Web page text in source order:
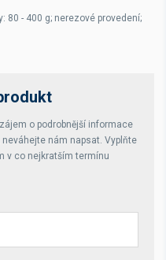
80 - 400 g; nerezové provedení;
o podrobnější informace
nám napsat. Vyplňte
v co nejkratším termínu